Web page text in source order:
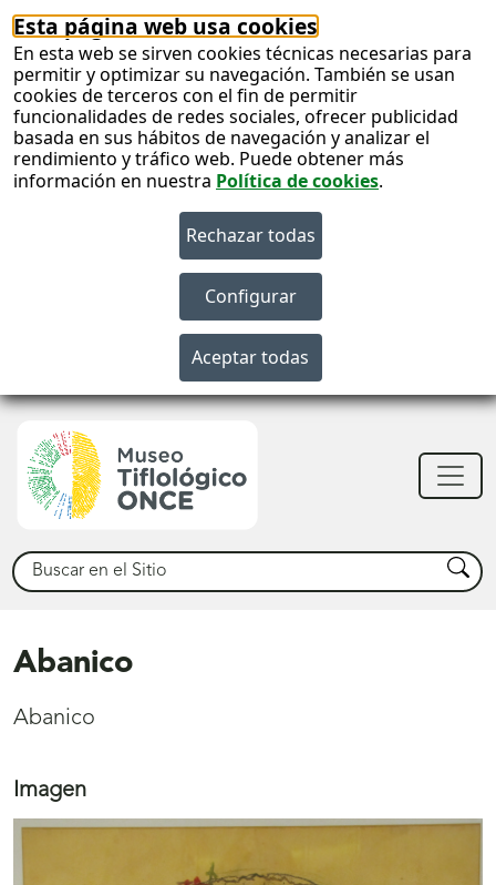
Esta página web usa cookies
En esta web se sirven cookies técnicas necesarias para
permitir y optimizar su navegación. También se usan
cookies de terceros con el fin de permitir
funcionalidades de redes sociales, ofrecer publicidad
basada en sus hábitos de navegación y analizar el
rendimiento y tráfico web. Puede obtener más
información en nuestra Política de cookies.
Buscar Buscar
Abanico
Abanico
Imagen